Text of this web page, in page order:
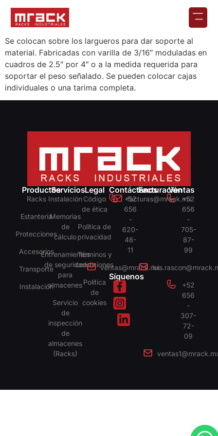
Se colocan sobre los largueros para dar soporte al
material. Fabricadas con varilla de 3/16″ moduladas en
cuadros de 2.5″ por 4″ o a la medida requerida para
soportar el peso señalado. Se pueden colocar cajas
individuales o una tarima completa.
Productos
Racks
Estantería
Protecciones
Accesorios
Transporte
Instalación
Servicios
Instalación
Memorias
de
cálculo
Entrenamientos
de seguridad
para
almacenes
Servicio
de
inspección
de
almacenes
(Racks)
Legal
Código
de ética
Politica de
privacidad
Términos y
condiciones
Política
de
cookies
Contáctanos
+52
656
-
620-
48-
11
ventas@mrack.mx
Síguenos
Ventas
+52
656
-
705-
87-
99
+52
656
-
307-
72-
09
Facturación
facturas@mrack.mx